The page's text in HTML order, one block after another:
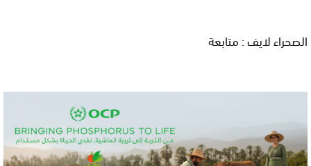
الصحراء لايف : متابعة